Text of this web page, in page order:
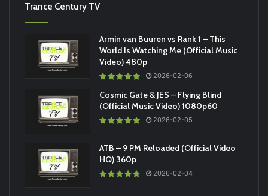
Trance Century TV
Armin van Buuren vs Rank 1 – This
World Is Watching Me (Official Music
Video) 480p
2026-02-06
Cosmic Gate & JES – Flying Blind
(Official Music Video) 1080p60
2026-02-05
ATB – 9 PM Reloaded (Official Video
HQ) 360p
2026-02-04